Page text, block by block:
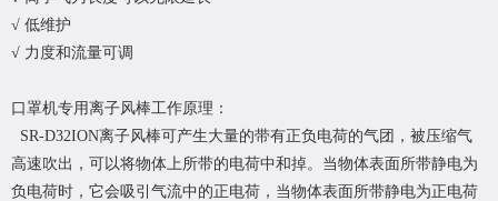
√ 低维护
√ 力度和流量可调
口罩机专用离子风棒工作原理：
SR-D32ION离子风棒可产生大量的带有正负电荷的气团，被压缩气
高速吹出，可以将物体上所带的电荷中和掉。当物体表面所带静电为
负电荷时，它会吸引气流中的正电荷，当物体表面所带静电为正电荷